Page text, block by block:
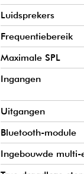
Luidsprekers
Frequentiebereik
Maximale SPL
Ingangen
Uitgangen
Bluetooth-module
Ingebouwde multi-